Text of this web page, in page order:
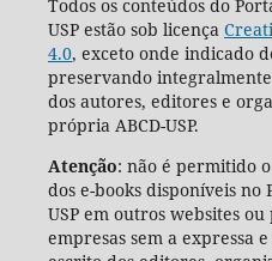
Todos os conteúdos do
USP estão sob licença
4.0, exceto onde indicado
preservando
dos autores, editores e
própria ABCD-USP.
Atenção: não é permitido
dos e-books disponíveis
USP em outros websites
empresas sem a expressa